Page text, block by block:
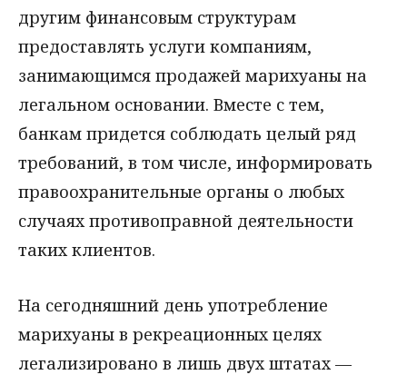
другим финансовым структурам
предоставлять услуги компаниям,
занимающимся продажей марихуаны на
легальном основании. Вместе с тем,
банкам придется соблюдать целый ряд
требований, в том числе, информировать
правоохранительные органы о любых
случаях противоправной деятельности
таких клиентов.
На сегодняшний день употребление
марихуаны в рекреационных целях
легализировано в лишь двух штатах —